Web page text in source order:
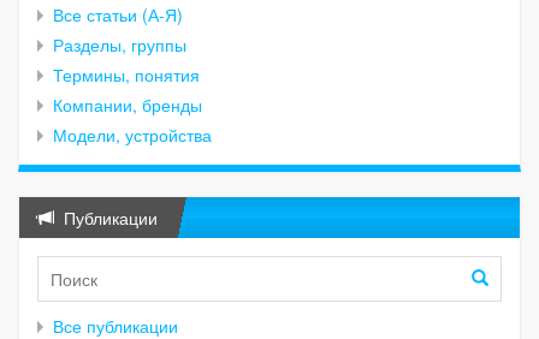
Все статьи (А-Я)
Разделы, группы
Термины, понятия
Компании, бренды
Модели, устройства
Публикации
Все публикации